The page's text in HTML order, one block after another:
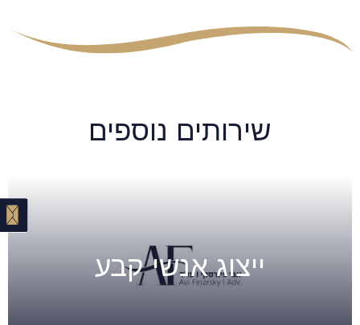
שירותים נוספים
ייצוג אנשי קבע